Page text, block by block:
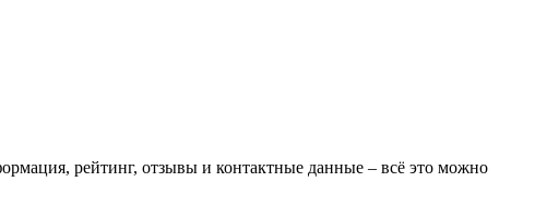
рейтинг, отзывы и контактные данные – всё это можно